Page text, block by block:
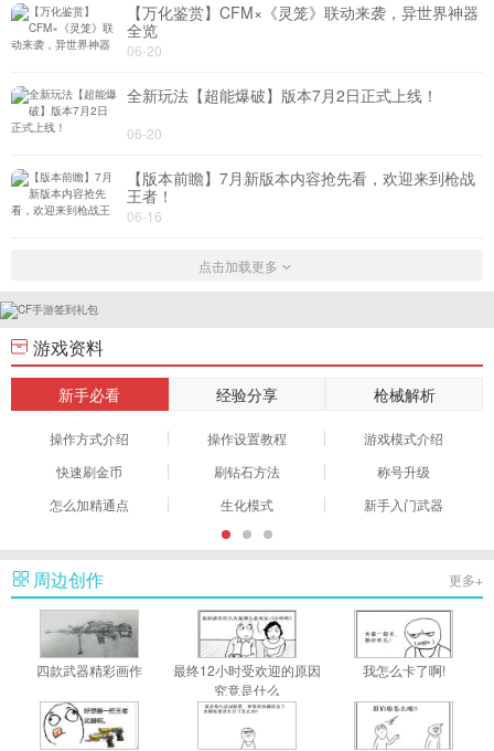
热门
【万化鉴赏】CFM×《灵笼》联动来袭，异世界神器
全览
06-20
全新玩法【超能爆破】版本7月2日正式上线！
06-20
【版本前瞻】7月新版本内容抢先看，欢迎来到枪战
王者！
06-16
点击加载更多
游戏资料
新手必看 经验分享 枪械解析
操作方式介绍 操作设置教程
游戏模式介绍
快速刷金币
刷钻石方法
称号升级
怎么加精通点
生化模式 新手入门武器
周边创作 更多+
四款武器精彩画作
最终12小时受欢迎的原因
究竟是什么
我怎么卡了啊!